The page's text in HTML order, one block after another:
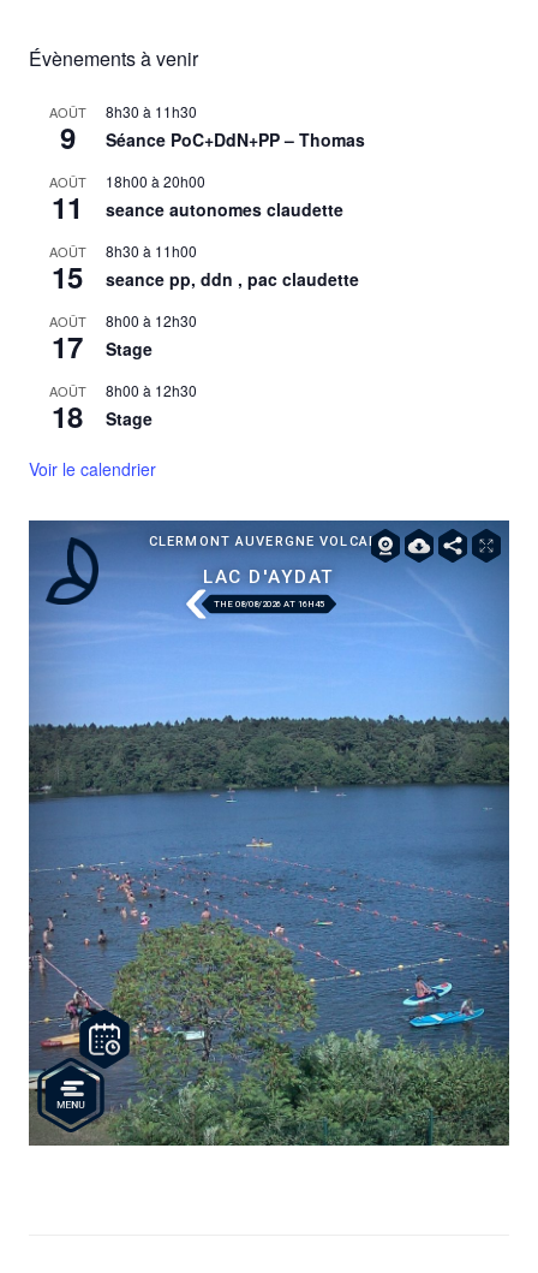
Évènements à venir
AOÛT
9
8h30 à 11h30
Séance PoC+DdN+PP – Thomas
AOÛT
11
18h00 à 20h00
seance autonomes claudette
AOÛT
15
8h30 à 11h00
seance pp, ddn , pac claudette
AOÛT
17
8h00 à 12h30
Stage
AOÛT
18
8h00 à 12h30
Stage
Voir le calendrier